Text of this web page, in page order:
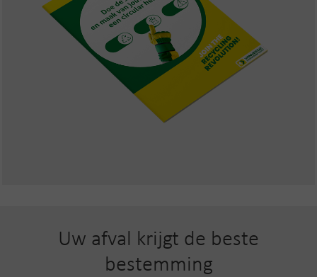
Uw afval krijgt de beste
bestemming